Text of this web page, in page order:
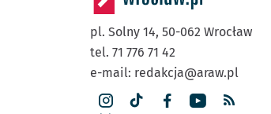
pl. Solny 14, 50-062 Wrocław
tel. 71 776 71 42
e-mail: redakcja@araw.pl